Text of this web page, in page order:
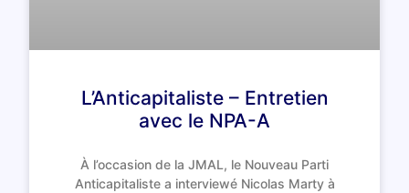
L’Anticapitaliste – Entretien
avec le NPA-A
À l’occasion de la JMAL, le Nouveau Parti
Anticapitaliste a interviewé Nicolas Marty à